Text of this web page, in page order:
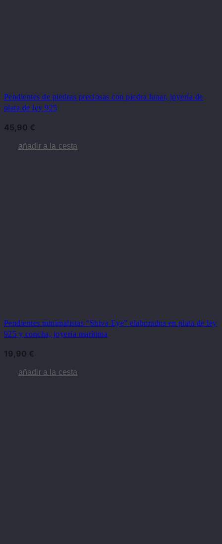
Pendientes de piedras preciosas con piedra lunar, joyería de
plata de ley 925
45,90 €
añadir a la cesta
Pendientes minimalistas “Shiva Eye” elaborados en plata de ley
925 y concha, joyería marítima
19,90 €
añadir a la cesta